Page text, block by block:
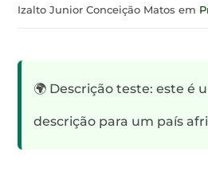
Izalto Junior Conceição Matos em
🌍 Descrição teste: este é
descrição para um país